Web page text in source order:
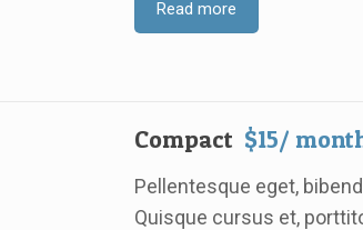
Read more
Compact $15/
Pellentesque eget,
Quisque cursus et,